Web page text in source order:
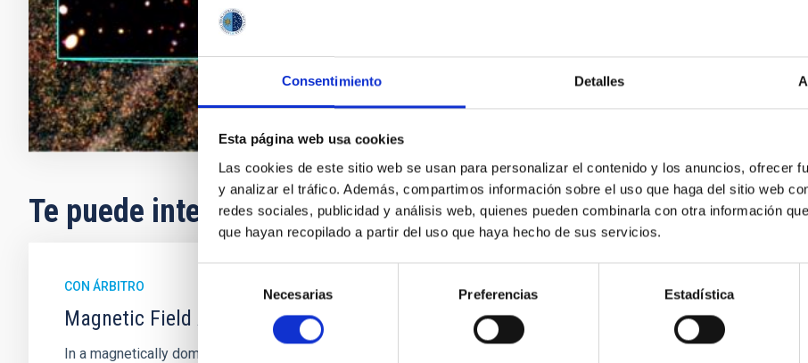
Consentimiento Detalles
Esta página web usa cookies
Las cookies de este sitio web se usan para personalizar el contenido y los anuncios, ofrecer
y analizar el tráfico. Además, compartimos información sobre el uso que haga del sitio web
redes sociales, publicidad y análisis web, quienes pueden combinarla con otra información
que hayan recopilado a partir del uso que haya hecho de sus servicios.
consentimiento
Necesarias Preferencias Estadística
En ejecución
Te puede interesar
CON ÁRBITRO
Magnetic Field Alignment with Dense Cores in the Transition between Cloud and Core
In a magnetically dominated model of star formation, we expect to see alignments between the magnetic field